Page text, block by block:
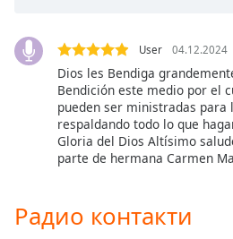
Color
Color
User 04.12.2024
Dios les Bendiga
Bendición este medio por el
pueden ser ministradas para
respaldando todo lo que
Gloria del Dios Altísimo
parte de hermana Carmen
Радио контакти